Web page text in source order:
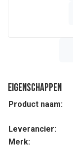
Eigenschappen
Product naam:
Leverancier:
Merk: